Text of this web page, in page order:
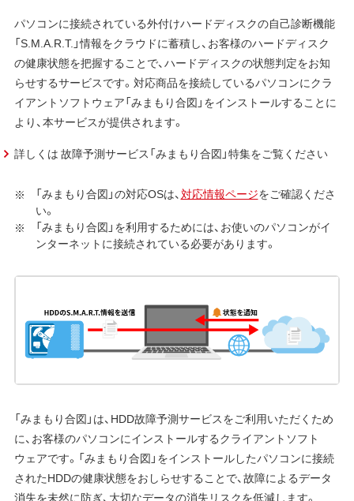
パソコンに接続されている外付けハードディスクの自己診断機能
「S.M.A.R.T.」情報をクラウドに蓄積し、お客様のハードディスク
の健康状態を把握することで、ハードディスクの状態判定をお知
らせするサービスです。対応商品を接続しているパソコンにクラ
イアントソフトウェア「みまもり合図」をインストールすることに
より、本サービスが提供されます。
詳しくは 故障予測サービス「みまもり合図」特集をご覧ください
「みまもり合図」の対応OSは、対応情報ページをご確認くださ
い。
「みまもり合図」を利用するためには、お使いのパソコンがイ
ンターネットに接続されている必要があります。
「みまもり合図」は、HDD故障予測サービスをご利用いただくため
に、お客様のパソコンにインストールするクライアントソフト
ウェアです。「みまもり合図」をインストールしたパソコンに接続
されたHDDの健康状態をおしらせすることで、故障によるデータ
消失を未然に防ぎ、大切なデータの消失リスクを低減します。